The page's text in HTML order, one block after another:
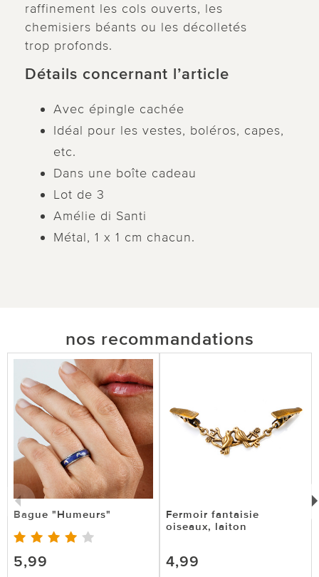
raffinement les cols ouverts, les
chemisiers béants ou les décolletés
trop profonds.
Détails concernant l’article
Avec épingle cachée
Idéal pour les vestes, boléros, capes,
etc.
Dans une boîte cadeau
Lot de 3
Amélie di Santi
Métal, 1 x 1 cm chacun.
nos recommandations
Bague "Humeurs"
5,99
Fermoir fantaisie
oiseaux, laiton
4,99